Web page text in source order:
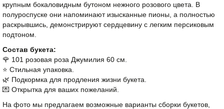
крупным бокаловидным бутоном нежного розового цвета. В
полуроспуске они напоминают изысканные пионы, а полностью
раскрывшись, демонстрируют сердцевину с легким персиковым
подтоном.
Состав букета:
🌹 101 розовая роза Джумилия 60 см.
⭐️ Стильная упаковка.
🌿 Подкормка для продления жизни букета.
💌 Открытка для ваших пожеланий.
На фото мы предлагаем возможные варианты сборки букетов,